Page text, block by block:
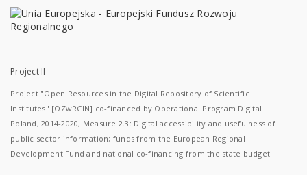
Project II
Project "Open Resources in the Digital Repository of Scientific
Institutes" [OZwRCIN] co-financed by Operational Program Digital
Poland, 2014-2020, Measure 2.3: Digital accessibility and usefulness of
public sector information; funds from the European Regional
Development Fund and national co-financing from the state budget.